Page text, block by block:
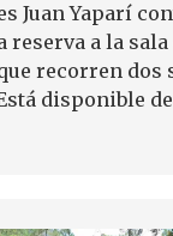
Juan Yaparí
reserva a la
recorren dos
disponible